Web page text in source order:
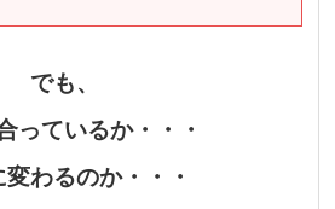
でも、
っているか・・・
わるのか・・・